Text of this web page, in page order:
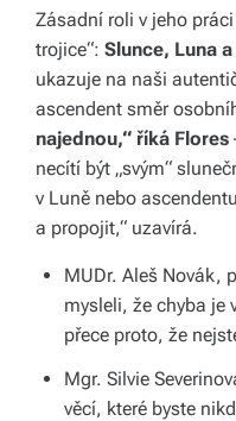
Zásadní roli v jeho
trojice“: Slunce, Luna
ukazuje na naši
ascendent směr
najednou,“ říká Flores
necítí být „svým“
v Luně nebo
a propojit,“ uzavírá.
MUDr. Aleš Novák,
mysleli, že chyba je
přece proto, že
Mgr. Silvie
věcí, které byste